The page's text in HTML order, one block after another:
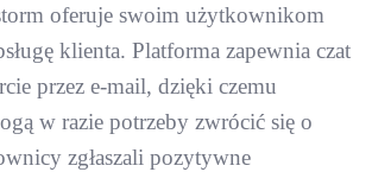
oferuje swoim użytkownikom
klienta. Platforma zapewnia czat
przez e-mail, dzięki czemu
w razie potrzeby zwrócić się o
zgłaszali pozytywne